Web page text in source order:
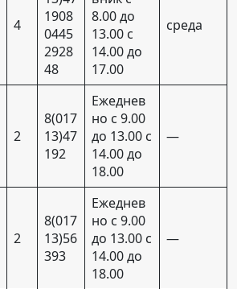
4
1908
0445
2928
48
8.00 до
13.00 с
14.00 до
17.00
среда
2
8(017
13)47
192
Ежеднев
но с 9.00
до 13.00 с
14.00 до
18.00
—
2
8(017
13)56
393
Ежеднев
но с 9.00
до 13.00 с
14.00 до
18.00
—